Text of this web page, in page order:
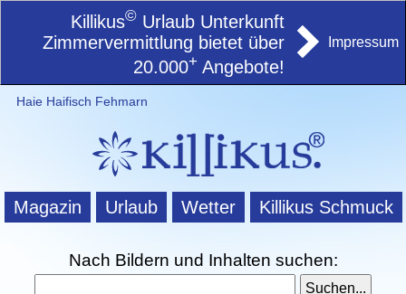
Killikus© Urlaub Unterkunft
Zimmervermittlung bietet über
20.000+ Angebote!
Impressum
Haie Haifisch Fehmarn
Magazin Urlaub Wetter Killikus Schmuck
Nach Bildern und Inhalten suchen: